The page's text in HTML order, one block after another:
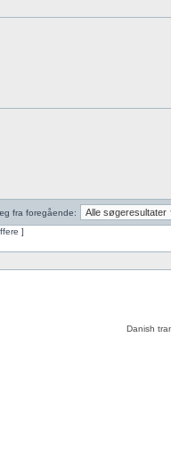
fra foregående:
]
Danish